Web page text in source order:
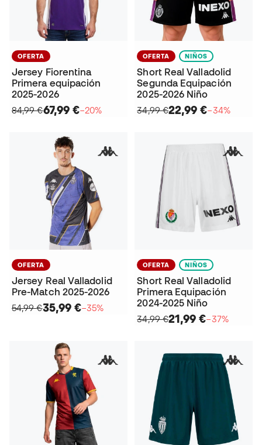
OFERTA
Jersey Fiorentina
Primera equipación
2025-2026
84,99 €67,99 €−20%
OFERTA NIÑOS
Short Real Valladolid
Segunda Equipación
2025-2026 Niño
34,99 €22,99 €−34%
OFERTA
Jersey Real Valladolid
Pre-Match 2025-2026
54,99 €35,99 €−35%
OFERTA NIÑOS
Short Real Valladolid
Primera Equipación
2024-2025 Niño
34,99 €21,99 €−37%